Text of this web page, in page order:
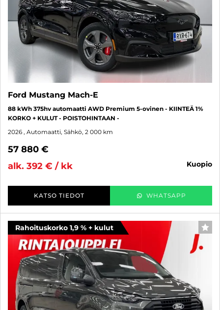
Ford Mustang Mach-E
88 kWh 375hv automaatti AWD Premium 5-ovinen - KIINTEÄ 1%
KORKO + KULUT - POISTOHINTAAN -
2026 , Automaatti, Sähkö, 2 000 km
57 880 €
alk. 392 € / kk
kuopio
KATSO TIEDOT WHATSAPP
Rahoituskorko 1,9 % + kulut